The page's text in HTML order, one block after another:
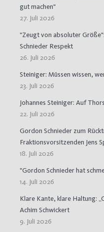
gut machen"
27. Juli 2026
"Zeugt von absoluter
Schnieder Respekt
26. Juli 2026
Steiniger: Müssen wissen,
23. Juli 2026
Johannes Steiniger: Auf
22. Juli 2026
Gordon Schnieder zum
Fraktionsvorsitzenden Jens
18. Juli 2026
"Gordon Schnieder hat
14. Juli 2026
Klare Kante, klare Haltung:
Achim Schwickert
9. Juli 2026